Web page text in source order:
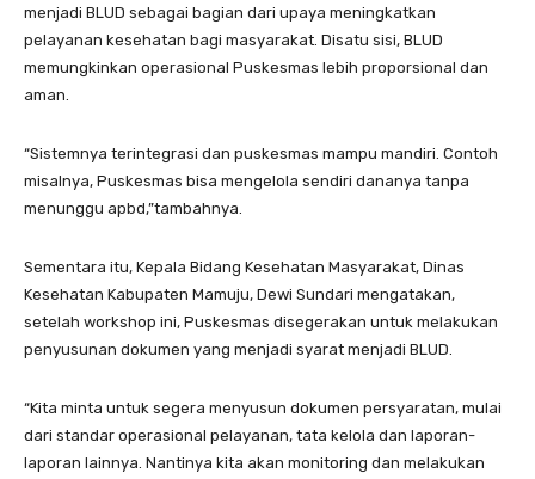
menjadi BLUD sebagai bagian dari upaya meningkatkan
pelayanan kesehatan bagi masyarakat. Disatu sisi, BLUD
memungkinkan operasional Puskesmas lebih proporsional dan
aman.
“Sistemnya terintegrasi dan puskesmas mampu mandiri. Contoh
misalnya, Puskesmas bisa mengelola sendiri dananya tanpa
menunggu apbd,”tambahnya.
Sementara itu, Kepala Bidang Kesehatan Masyarakat, Dinas
Kesehatan Kabupaten Mamuju, Dewi Sundari mengatakan,
setelah workshop ini, Puskesmas disegerakan untuk melakukan
penyusunan dokumen yang menjadi syarat menjadi BLUD.
“Kita minta untuk segera menyusun dokumen persyaratan, mulai
dari standar operasional pelayanan, tata kelola dan laporan-
laporan lainnya. Nantinya kita akan monitoring dan melakukan